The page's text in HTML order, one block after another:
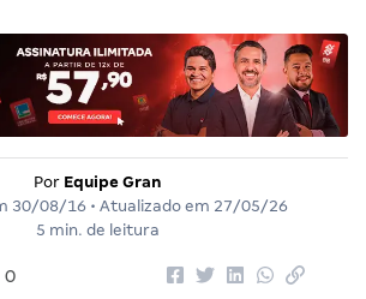
Por Equipe Gran
30/08/16 • Atualizado em 27/05/26
5 min. de leitura
0